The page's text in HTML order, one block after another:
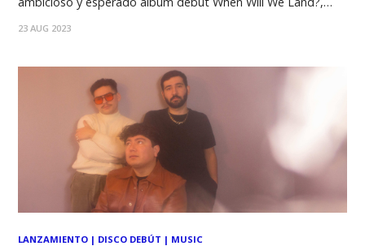
Barry al escribir su primer álbum. “Escribir un álbum por
23 AUG 2023
LANZAMIENTO | DISCO DEBÚT | MUSIC